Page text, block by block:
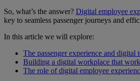
So, what’s the answer? Digital employee
key to seamless passenger journeys and
In this article we will explore:
The passenger experience and digital
Building a digital workplace that
The role of digital employee